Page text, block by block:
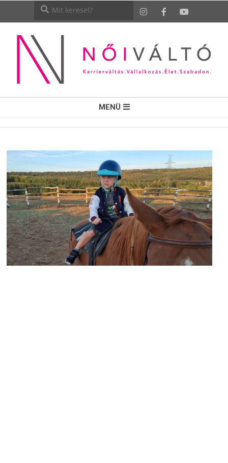
NŐI
VÁLTÓ
MENÜ